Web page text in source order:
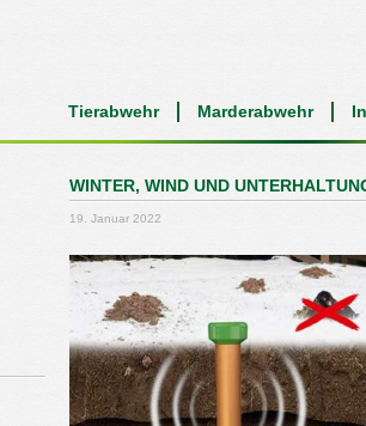
Tierabwehr Marderabwehr
WINTER, WIND UND
19. Januar 2022